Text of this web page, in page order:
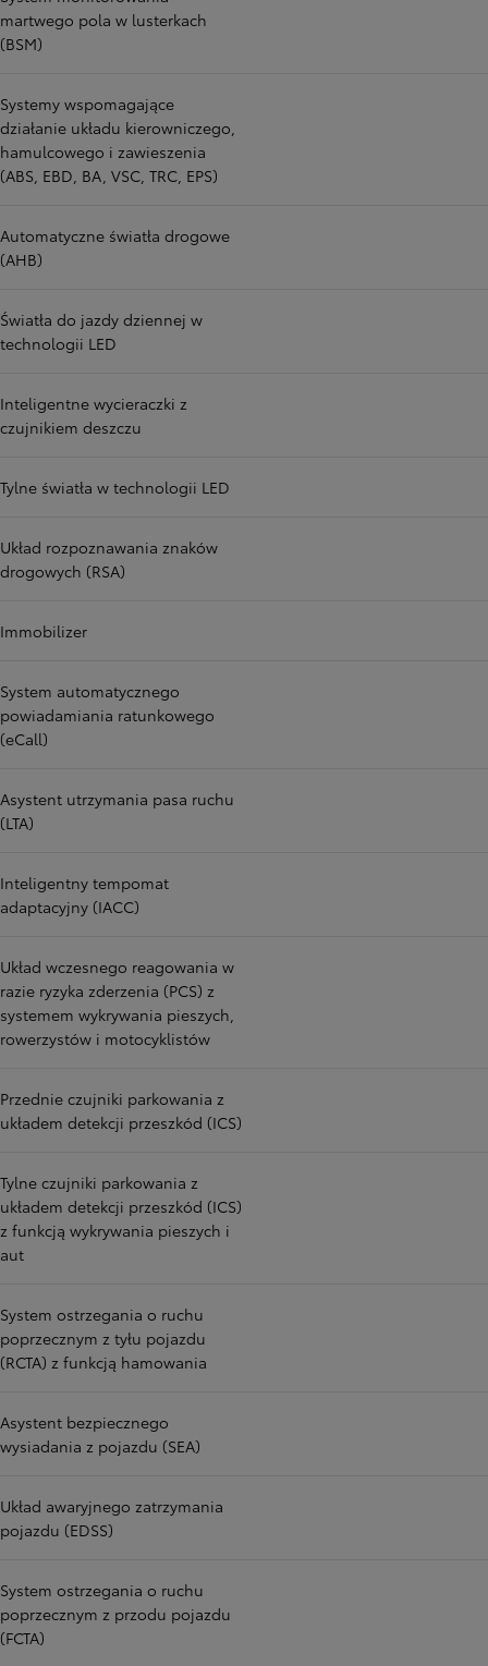
martwego pola w lusterkach
(BSM)
Systemy wspomagające
działanie układu kierowniczego,
hamulcowego i zawieszenia
(ABS, EBD, BA, VSC, TRC, EPS)
Automatyczne światła drogowe
(AHB)
Światła do jazdy dziennej w
technologii LED
Inteligentne wycieraczki z
czujnikiem deszczu
Tylne światła w technologii LED
Układ rozpoznawania znaków
drogowych (RSA)
Immobilizer
System automatycznego
powiadamiania ratunkowego
(eCall)
Asystent utrzymania pasa ruchu
(LTA)
Inteligentny tempomat
adaptacyjny (IACC)
Układ wczesnego reagowania w
razie ryzyka zderzenia (PCS) z
systemem wykrywania pieszych,
rowerzystów i motocyklistów
Przednie czujniki parkowania z
układem detekcji przeszkód (ICS)
Tylne czujniki parkowania z
układem detekcji przeszkód (ICS)
z funkcją wykrywania pieszych i
aut
System ostrzegania o ruchu
poprzecznym z tyłu pojazdu
(RCTA) z funkcją hamowania
Asystent bezpiecznego
wysiadania z pojazdu (SEA)
Układ awaryjnego zatrzymania
pojazdu (EDSS)
System ostrzegania o ruchu
poprzecznym z przodu pojazdu
(FCTA)